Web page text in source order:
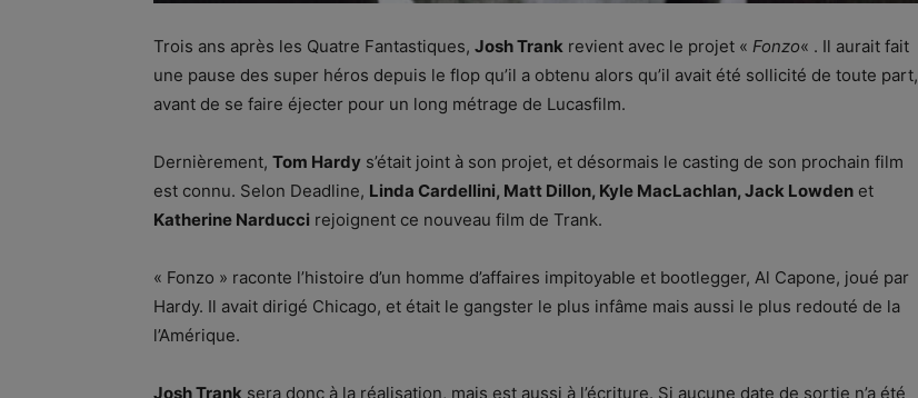
Trois ans après les Quatre Fantastiques, Josh Trank revient avec le projet « Fonzo« . Il aurait fait
une pause des super héros depuis le flop qu’il a obtenu alors qu’il avait été sollicité de toute part,
avant de se faire éjecter pour un long métrage de Lucasfilm.
Dernièrement, Tom Hardy s’était joint à son projet, et désormais le casting de son prochain film
est connu. Selon Deadline, Linda Cardellini, Matt Dillon, Kyle MacLachlan, Jack Lowden et
Katherine Narducci rejoignent ce nouveau film de Trank.
« Fonzo » raconte l’histoire d’un homme d’affaires impitoyable et bootlegger, Al Capone, joué par
Hardy. Il avait dirigé Chicago, et était le gangster le plus infâme mais aussi le plus redouté de la
l’Amérique.
Josh Trank sera donc à la réalisation, mais est aussi à l’écriture. Si aucune date de sortie n’a été